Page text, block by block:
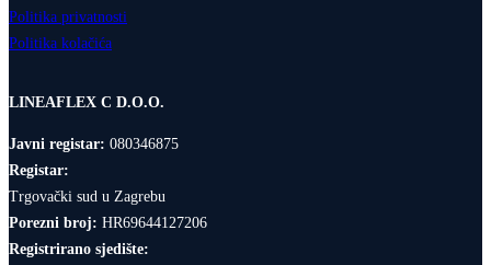
Politika privatnosti
Politika kolačića
LINEAFLEX C D.O.O.
Javni registar: 080346875
Registar:
Trgovački sud u Zagrebu
Porezni broj: HR69644127206
Registrirano sjedište: